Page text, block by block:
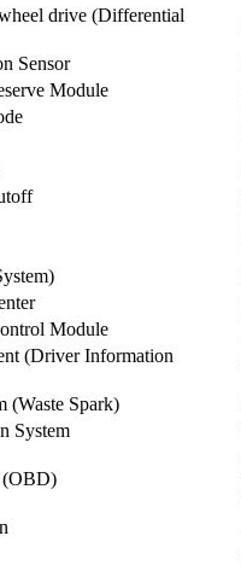
drive (Differential
Sensor
Module
Module
(Driver Information
(Waste Spark)
System
(OBD)